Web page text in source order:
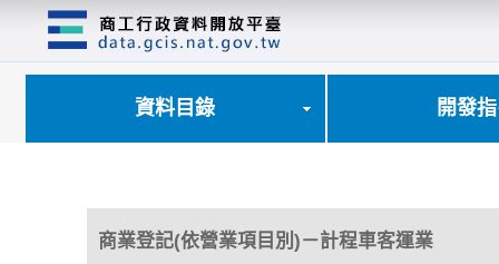
資料目錄 開發
商業登記(依營業項目別)－計程車客運業